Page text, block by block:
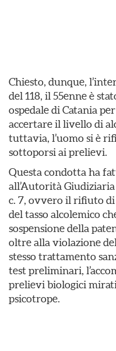
Chiesto, dunque,
del 118, il 55enne è
ospedale di Catania
accertare il livello di
tuttavia, l’uomo si è
sottoporsi ai prelievi.
Questa condotta ha
all’Autorità
c. 7, ovvero il rifiuto
del tasso alcolemico
sospensione della
oltre alla violazione
stesso trattamento
test preliminari,
prelievi biologici mirati
psicotrope.